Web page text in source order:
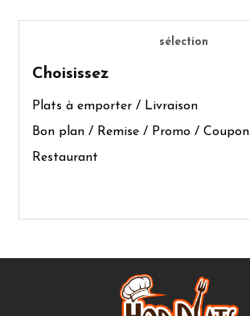
sélection
Choisissez
Plats à emporter / Livraison
Bon plan / Remise / Promo / Coupon
Restaurant